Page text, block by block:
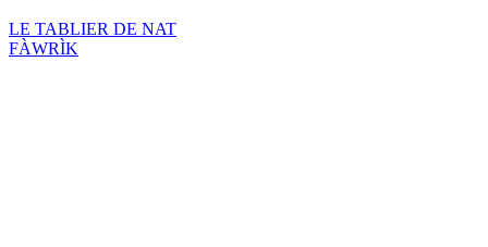
LE TABLIER DE NAT
FÀWRÌK